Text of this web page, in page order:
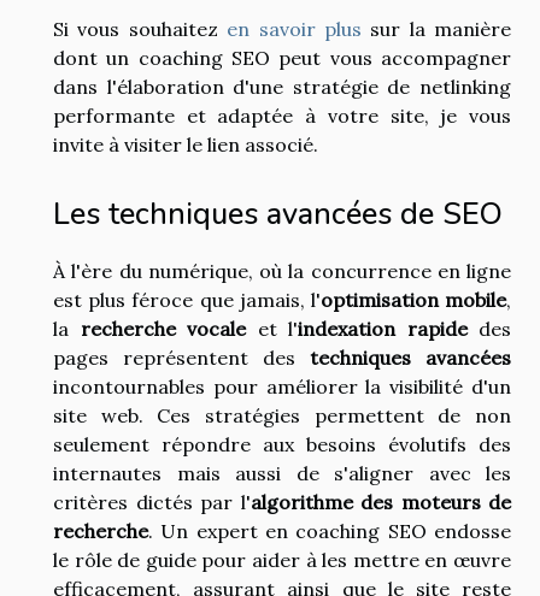
Si vous souhaitez en savoir plus sur la manière
dont un coaching SEO peut vous accompagner
dans l'élaboration d'une stratégie de netlinking
performante et adaptée à votre site, je vous
invite à visiter le lien associé.
Les techniques avancées de SEO
À l'ère du numérique, où la concurrence en ligne
est plus féroce que jamais, l'optimisation mobile,
la recherche vocaleet l'indexation rapidedes
pages représentent des techniques avancées
incontournables pour améliorer la visibilité d'un
site web. Ces stratégies permettent de non
seulement répondre aux besoins évolutifs des
internautes mais aussi de s'aligner avec les
critères dictés par l'algorithme des moteurs de
recherche. Un expert en coaching SEO endosse
le rôle de guide pour aider à les mettre en œuvre
efficacement, assurant ainsi que le site reste